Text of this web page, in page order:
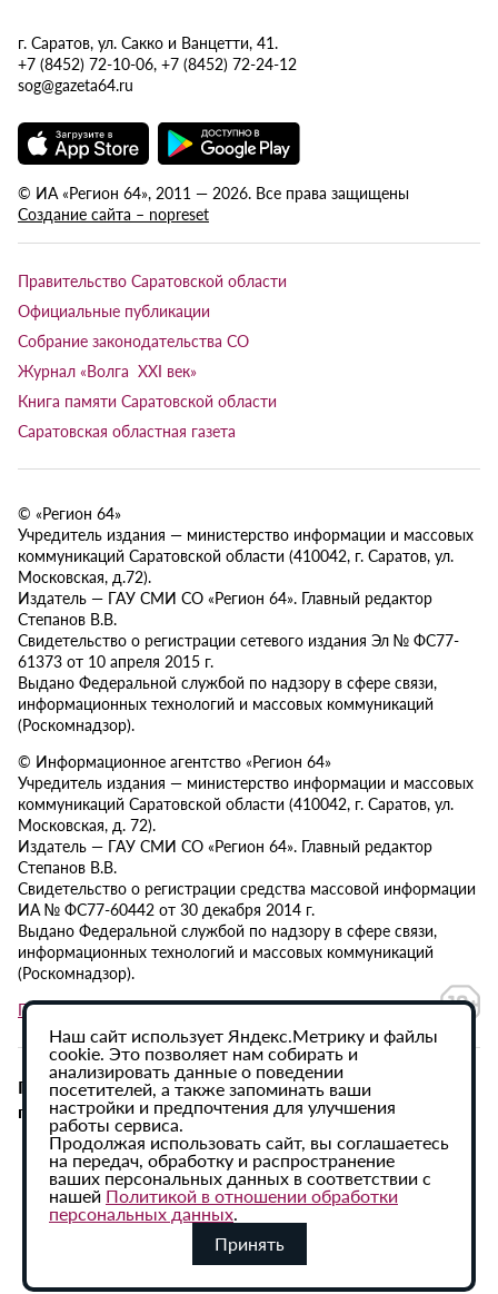
г. Саратов, ул. Сакко и Ванцетти, 41.
+7 (8452) 72-10-06, +7 (8452) 72-24-12
sog@gazeta64.ru
© ИА «Регион 64», 2011 — 2026. Все права защищены
Создание сайта – nopreset
Правительство Саратовской области
Официальные публикации
Собрание законодательства СО
Журнал «Волга XXI век»
Книга памяти Саратовской области
Саратовская областная газета
© «Регион 64»
Учредитель издания — министерство информации и массовых
коммуникаций Саратовской области (410042, г. Саратов, ул.
Московская, д.72).
Издатель — ГАУ СМИ СО «Регион 64». Главный редактор
Степанов В.В.
Свидетельство о регистрации сетевого издания Эл № ФС77-
61373 от 10 апреля 2015 г.
Выдано Федеральной службой по надзору в сфере связи,
информационных технологий и массовых коммуникаций
(Роскомнадзор).
© Информационное агентство «Регион 64»
Учредитель издания — министерство информации и массовых
коммуникаций Саратовской области (410042, г. Саратов, ул.
Московская, д. 72).
Издатель — ГАУ СМИ СО «Регион 64». Главный редактор
Степанов В.В.
Свидетельство о регистрации средства массовой информации
ИА № ФС77-60442 от 30 декабря 2014 г.
Выдано Федеральной службой по надзору в сфере связи,
информационных технологий и массовых коммуникаций
(Роскомнадзор).
Политика в отношении обработки персональных данных
При использовании материалов сайта активная
гиперссылка на ИА «Регион 64» обязательна.
Наш сайт использует Яндекс.Метрику и файлы
cookie. Это позволяет нам собирать и
анализировать данные о поведении
посетителей, а также запоминать ваши
настройки и предпочтения для улучшения
работы сервиса.
Продолжая использовать сайт, вы соглашаетесь
на передач, обработку и распространение
ваших персональных данных в соответствии с
нашей Политикой в отношении обработки
персональных данных.
Принять